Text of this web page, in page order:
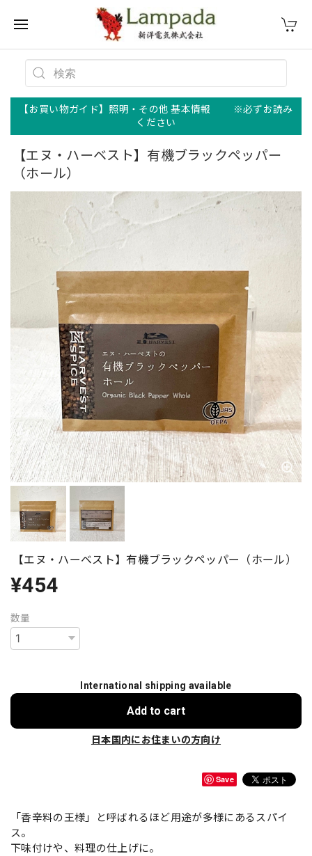
【お買い物ガイド】照明・その他 基本情報 ※必ずお読み
ください
【エヌ・ハーベスト】有機ブラックペッパー
（ホール）
【エヌ・ハーベスト】有機ブラックペッパー（ホール）
¥454
数量
International shipping available
Add to cart
日本国内にお住まいの方向け
Save
「香辛料の王様」と呼ばれるほど用途が多様にあるスパイ
ス。
下味付けや、料理の仕上げに。